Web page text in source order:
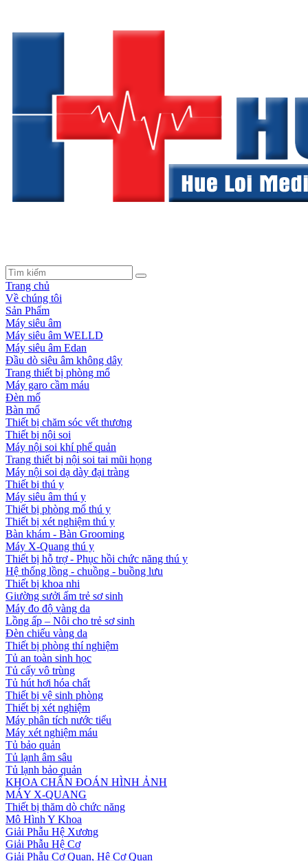
Trang chủ
Về chúng tôi
Sản Phẩm
Máy siêu âm
Máy siêu âm WELLD
Máy siêu âm Edan
Đầu dò siêu âm không dây
Trang thiết bị phòng mổ
Máy garo cầm máu
Đèn mổ
Bàn mổ
Thiết bị chăm sóc vết thương
Thiết bị nội soi
Máy nội soi khí phế quản
Trang thiết bị nội soi tai mũi họng
Máy nội soi dạ dày đại tràng
Thiết bị thú y
Máy siêu âm thú y
Thiết bị phòng mổ thú y
Thiết bị xét nghiệm thú y
Bàn khám - Bàn Grooming
Máy X-Quang thú y
Thiết bị hỗ trợ - Phục hồi chức năng thú y
Hệ thống lồng - chuồng - buồng lưu
Thiết bị khoa nhi
Giường sưởi ấm trẻ sơ sinh
Máy đo độ vàng da
Lồng ấp – Nôi cho trẻ sơ sinh
Đèn chiếu vàng da
Thiết bị phòng thí nghiệm
Tủ an toàn sinh học
Tủ cấy vô trùng
Tủ hút hơi hóa chất
Thiết bị vệ sinh phòng
Thiết bị xét nghiệm
Máy phân tích nước tiểu
Máy xét nghiệm máu
Tủ bảo quản
Tủ lạnh âm sâu
Tủ lạnh bảo quản
KHOA CHẨN ĐOÁN HÌNH ẢNH
MÁY X-QUANG
Thiết bị thăm dò chức năng
Mô Hình Y Khoa
Giải Phẫu Hệ Xương
Giải Phẫu Hệ Cơ
Giải Phẫu Cơ Quan, Hệ Cơ Quan